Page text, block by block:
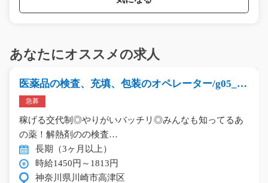
あなたにオススメの求人
医薬品の検査、充填、包装のオペレーター/g05_00
469
急募
稼げる交代制◎やりがいバッチリ◎みんなも知ってるあ
の薬！解熱剤のの検査…
長期（3ヶ月以上）
時給1450円～1813円
神奈川県川崎市高津区